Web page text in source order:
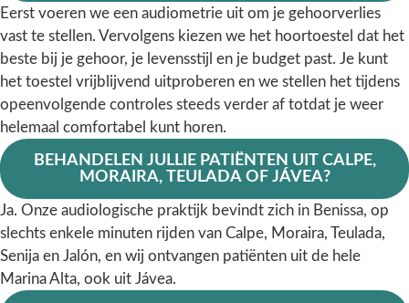
Eerst voeren we een audiometrie uit om je gehoorverlies
vast te stellen. Vervolgens kiezen we het hoortoestel dat het
beste bij je gehoor, je levensstijl en je budget past. Je kunt
het toestel vrijblijvend uitproberen en we stellen het tijdens
opeenvolgende controles steeds verder af totdat je weer
helemaal comfortabel kunt horen.
BEHANDELEN JULLIE PATIËNTEN UIT CALPE,
MORAIRA, TEULADA OF JÁVEA?
Ja. Onze audiologische praktijk bevindt zich in Benissa, op
slechts enkele minuten rijden van Calpe, Moraira, Teulada,
Senija en Jalón, en wij ontvangen patiënten uit de hele
Marina Alta, ook uit Jávea.